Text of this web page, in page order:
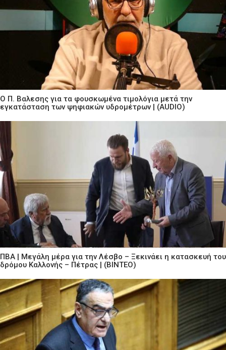
Ο Π. Βαλεσης για τα φουσκωμένα τιμολόγια μετά την
εγκατάσταση των ψηφιακών υδρομέτρων | (AUDIO)
ΠΒΑ | Μεγάλη μέρα για την Λέσβο – Ξεκινάει η κατασκευή του
δρόμου Καλλονής – Πέτρας | (ΒΙΝΤΕΟ)